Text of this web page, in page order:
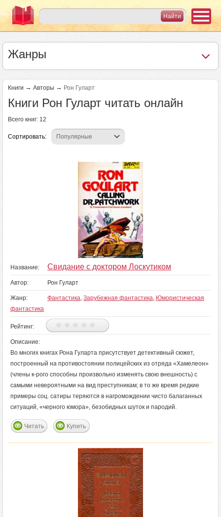
Жанры
Книги → Авторы → Рон Гуларт
Книги Рон Гуларт читать онлайн
Всего книг: 12
Сортировать:
Название: Свидание с доктором Лоскутиком
Автор: Рон Гуларт
Жанр: Фантастика, Зарубежная фантастика, Юмористическая
фантастика
Рейтинг:
Описание:
Во многих книгах Рона Гуларта присутствует детективный сюжет,
построенный на противостоянии полицейских из отряда «Хамелеон»
(члены к-рого способны произвольно изменять свою внешность) с
самыми невероятными на вид преступникам; в то же время редкие
примеры соц. сатиры теряются в нагромождении чисто балаганных
ситуаций, «черного юмора», безобидных шуток и пародий.
Читать Купить